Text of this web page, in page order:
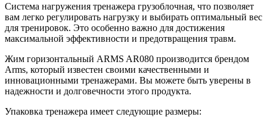
Система нагружения тренажера грузоблочная, что позволяет
вам легко регулировать нагрузку и выбирать оптимальный вес
для тренировок. Это особенно важно для достижения
максимальной эффективности и предотвращения травм.
Жим горизонтальный ARMS AR080 производится брендом
Arms, который известен своими качественными и
инновационными тренажерами. Вы можете быть уверены в
надежности и долговечности этого продукта.
Упаковка тренажера имеет следующие размеры: